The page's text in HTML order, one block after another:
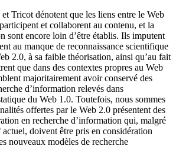
Tricot dénotent que les liens entre le Web
et collaborent au contenu, et la
sont encore loin d’être établis. Ils imputent
au manque de reconnaissance scientifique
2.0, à sa faible théorisation, ainsi qu’au fait
que dans des contextes propres au Web
majoritairement avoir conservé des
d’information relevés dans
du Web 1.0. Toutefois, nous sommes
offertes par le Web 2.0 présentent des
en recherche d’information qui, malgré
doivent être pris en considération
nouveaux modèles de recherche